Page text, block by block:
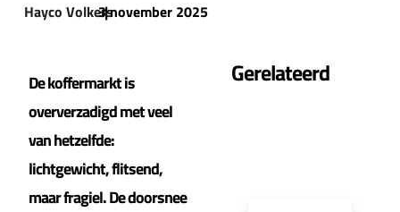
Hayco Volkers
|
3 november 2025
De koffermarkt is
oververzadigd met veel
van hetzelfde:
lichtgewicht, flitsend,
maar fragiel. De doorsnee
Gerelateerd